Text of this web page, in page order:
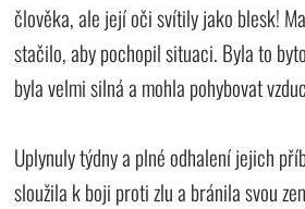
člověka, ale její oči svítily jako blesk!
stačilo, aby pochopil situaci. Byla to
byla velmi silná a mohla pohybovat
Uplynuly týdny a plné odhalení jejich
sloužila k boji proti zlu a bránila svou